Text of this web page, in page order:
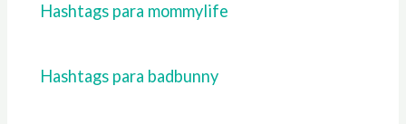
Hashtags para mommylife
Hashtags para badbunny